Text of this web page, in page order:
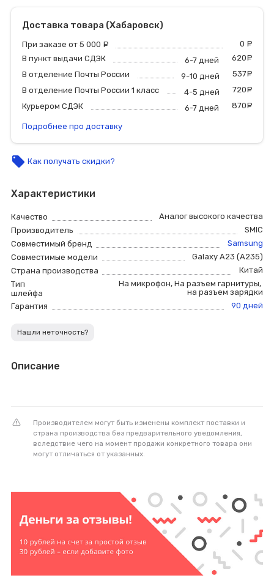
Доставка товара (Хабаровск)
При заказе от 5 000 0
В пункт выдачи СДЭК
6-7 дней 620
В отделение Почты России
9-10 дней 537
В отделение Почты России 1 класс
4-5 дней 720
Курьером СДЭК
6-7 дней 870
Подробнее про доставку
local_offer Как получать скидки?
Характеристики
Качество
Аналог высокого качества
Производитель
SMIC
Совместимый бренд
Samsung
Совместимые модели
Galaxy A23 (A235)
Страна производства
Китай
Тип
шлейфа
На микрофон, На разъем гарнитуры,
на разъем зарядки
Гарантия
90 дней
Нашли неточность?
Описание
Производителем могут быть изменены комплект поставки и
страна производства без предварительного уведомления,
вследствие чего на момент продажи конкретного товара они
могут отличаться от указанных.